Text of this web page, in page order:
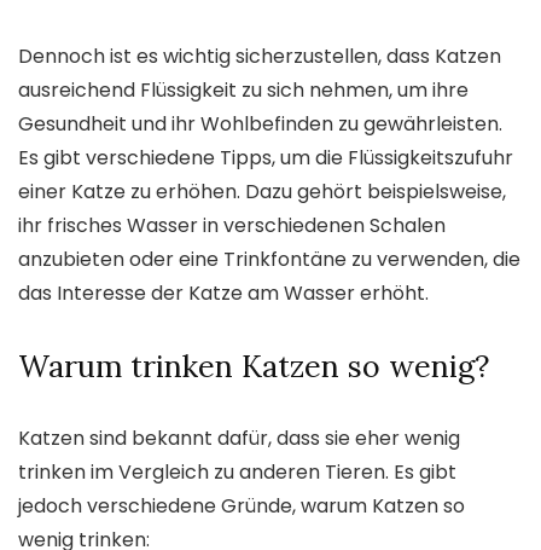
Dennoch ist es wichtig sicherzustellen, dass Katzen
ausreichend Flüssigkeit zu sich nehmen, um ihre
Gesundheit und ihr Wohlbefinden zu gewährleisten.
Es gibt verschiedene Tipps, um die Flüssigkeitszufuhr
einer Katze zu erhöhen. Dazu gehört beispielsweise,
ihr frisches Wasser in verschiedenen Schalen
anzubieten oder eine Trinkfontäne zu verwenden, die
das Interesse der Katze am Wasser erhöht.
Warum trinken Katzen so wenig?
Katzen sind bekannt dafür, dass sie eher wenig
trinken im Vergleich zu anderen Tieren. Es gibt
jedoch verschiedene Gründe, warum Katzen so
wenig trinken: